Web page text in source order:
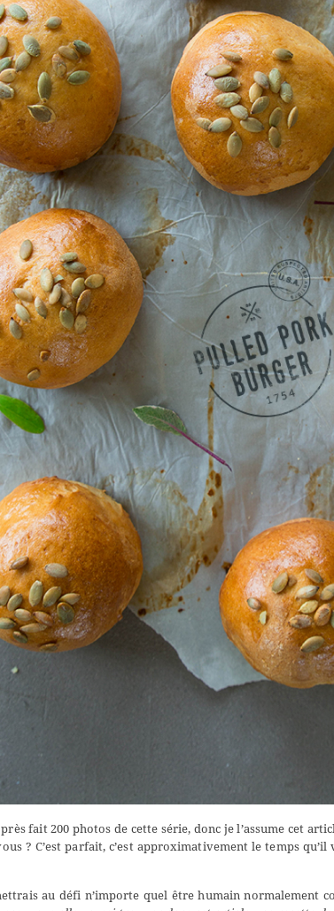
fait 200 photos de cette série, donc je l’assume cet
? C’est parfait, c’est approximativement le temps
au défi n’importe quel être humain normalement